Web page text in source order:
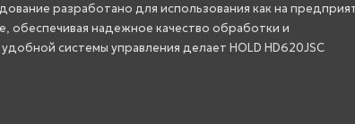
разработано для использования как на
обеспечивая надежное качество обработки и
системы управления делает HOLD HD620JSC